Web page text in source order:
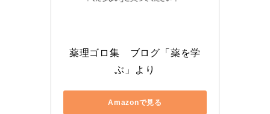
薬理ゴロ集　ブログ「薬を学
ぶ」より
Amazonで見る